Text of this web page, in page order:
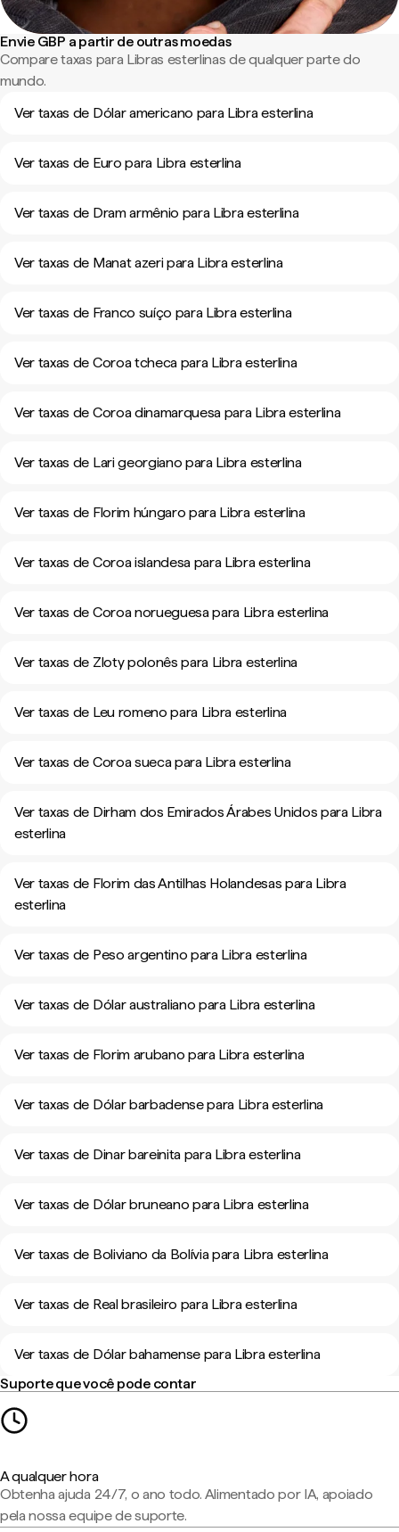
Envie GBP a partir de outras moedas
Compare taxas para Libras esterlinas de qualquer parte do
mundo.
Ver taxas de Dólar americano para Libra esterlina
Ver taxas de Euro para Libra esterlina
Ver taxas de Dram armênio para Libra esterlina
Ver taxas de Manat azeri para Libra esterlina
Ver taxas de Franco suíço para Libra esterlina
Ver taxas de Coroa tcheca para Libra esterlina
Ver taxas de Coroa dinamarquesa para Libra esterlina
Ver taxas de Lari georgiano para Libra esterlina
Ver taxas de Florim húngaro para Libra esterlina
Ver taxas de Coroa islandesa para Libra esterlina
Ver taxas de Coroa norueguesa para Libra esterlina
Ver taxas de Zloty polonês para Libra esterlina
Ver taxas de Leu romeno para Libra esterlina
Ver taxas de Coroa sueca para Libra esterlina
Ver taxas de Dirham dos Emirados Árabes Unidos para Libra
esterlina
Ver taxas de Florim das Antilhas Holandesas para Libra
esterlina
Ver taxas de Peso argentino para Libra esterlina
Ver taxas de Dólar australiano para Libra esterlina
Ver taxas de Florim arubano para Libra esterlina
Ver taxas de Dólar barbadense para Libra esterlina
Ver taxas de Dinar bareinita para Libra esterlina
Ver taxas de Dólar bruneano para Libra esterlina
Ver taxas de Boliviano da Bolívia para Libra esterlina
Ver taxas de Real brasileiro para Libra esterlina
Ver taxas de Dólar bahamense para Libra esterlina
Suporte que você pode contar
A qualquer hora
Obtenha ajuda 24/7, o ano todo. Alimentado por IA, apoiado
pela nossa equipe de suporte.